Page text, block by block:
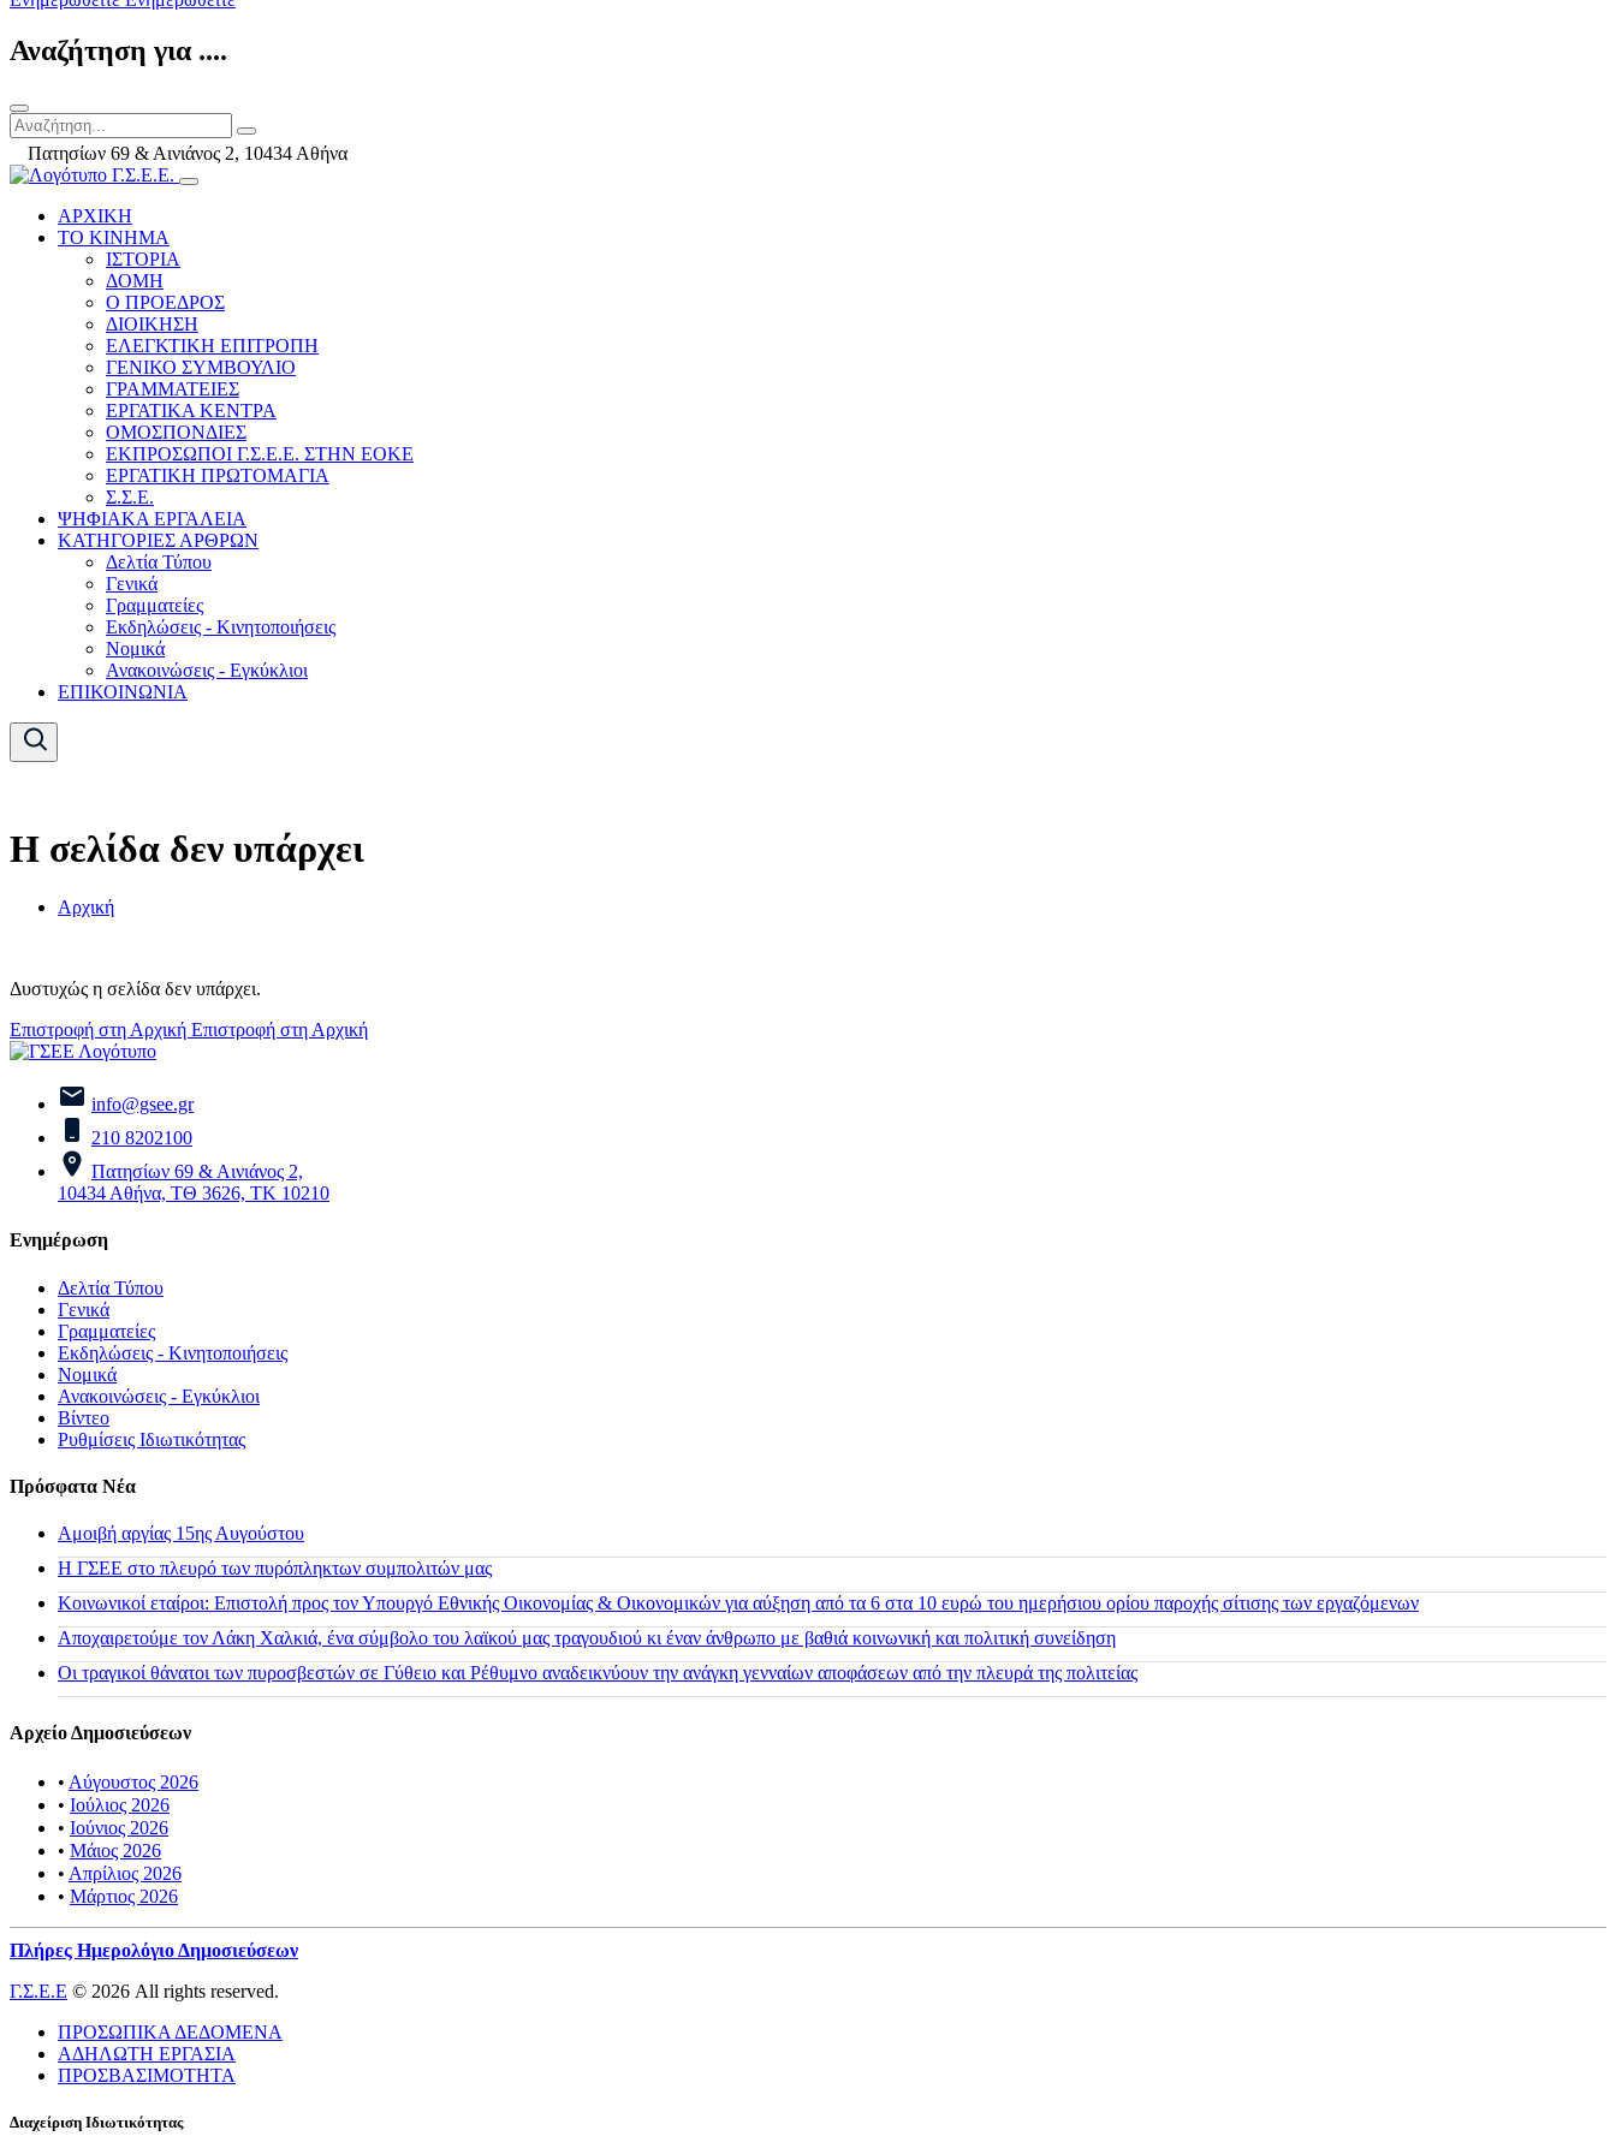
Αναζήτηση για ....
Πατησίων 69 & Αινιάνος 2, 10434 Αθήνα
ΑΡΧΙΚΗ
ΤΟ ΚΙΝΗΜΑ
ΙΣΤΟΡΙΑ
ΔΟΜΗ
Ο ΠΡΟΕΔΡΟΣ
ΔΙΟΙΚΗΣΗ
ΕΛΕΓΚΤΙΚΗ ΕΠΙΤΡΟΠΗ
ΓΕΝΙΚΟ ΣΥΜΒΟΥΛΙΟ
ΓΡΑΜΜΑΤΕΙΕΣ
ΕΡΓΑΤΙΚΑ ΚΕΝΤΡΑ
ΟΜΟΣΠΟΝΔΙΕΣ
ΕΚΠΡΟΣΩΠΟΙ Γ.Σ.Ε.Ε. ΣΤΗΝ ΕΟΚΕ
ΕΡΓΑΤΙΚΗ ΠΡΩΤΟΜΑΓΙΑ
Σ.Σ.Ε.
ΨΗΦΙΑΚΑ ΕΡΓΑΛΕΙΑ
ΚΑΤΗΓΟΡΙΕΣ ΑΡΘΡΩΝ
Δελτία Τύπου
Γενικά
Γραμματείες
Εκδηλώσεις - Κινητοποιήσεις
Νομικά
Ανακοινώσεις - Εγκύκλιοι
ΕΠΙΚΟΙΝΩΝΙΑ
Η σελίδα δεν υπάρχει
Αρχική
Δυστυχώς η σελίδα δεν υπάρχει.
Επιστροφή στη Αρχική Επιστροφή στη Αρχική
info@gsee.gr
210 8202100
Πατησίων 69 & Αινιάνος 2,
10434 Αθήνα, ΤΘ 3626, ΤΚ 10210
Ενημέρωση
Δελτία Τύπου
Γενικά
Γραμματείες
Εκδηλώσεις - Κινητοποιήσεις
Νομικά
Ανακοινώσεις - Εγκύκλιοι
Βίντεο
Ρυθμίσεις Ιδιωτικότητας
Πρόσφατα Νέα
Αμοιβή αργίας 15ης Αυγούστου
H ΓΣΕΕ στο πλευρό των πυρόπληκτων συμπολιτών μας
Κοινωνικοί εταίροι: Επιστολή προς τον Υπουργό Εθνικής Οικονομίας & Οικονομικών για αύξηση από τα 6 στα 10 ευρώ του ημερήσιου ορίου παροχής σίτισης των εργαζόμενων
Αποχαιρετούμε τον Λάκη Χαλκιά, ένα σύμβολο του λαϊκού μας τραγουδιού κι έναν άνθρωπο με βαθιά κοινωνική και πολιτική συνείδηση
Οι τραγικοί θάνατοι των πυροσβεστών σε Γύθειο και Ρέθυμνο αναδεικνύουν την ανάγκη γενναίων αποφάσεων από την πλευρά της πολιτείας
Αρχείο Δημοσιεύσεων
• Αύγουστος 2026
• Ιούλιος 2026
• Ιούνιος 2026
• Μάιος 2026
• Απρίλιος 2026
• Μάρτιος 2026
Πλήρες Ημερολόγιο Δημοσιεύσεων
Γ.Σ.Ε.Ε © 2026 All rights reserved.
ΠΡΟΣΩΠΙΚΑ ΔΕΔΟΜΕΝΑ
ΑΔΗΛΩΤΗ ΕΡΓΑΣΙΑ
ΠΡΟΣΒΑΣΙΜΟΤΗΤΑ
Διαχείριση Ιδιωτικότητας